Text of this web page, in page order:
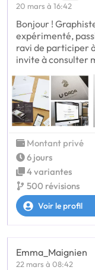
20 mars à 16:42
Bonjour !
expérimenté,
ravi de participer
invite à consulter
Montant privé
6 jours
4 variantes
500 révisions
Voir le profil
Emma_Maignien
22 mars à 08:42